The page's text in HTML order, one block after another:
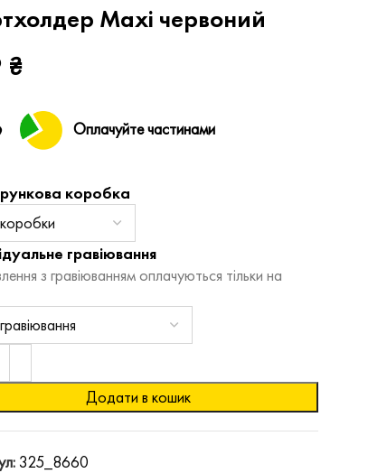
Maxi червоний
₴
Оплачуйте частинами
коробка
гравіювання
з гравіюванням оплачуються тільки на
Додати в кошик
325_8660